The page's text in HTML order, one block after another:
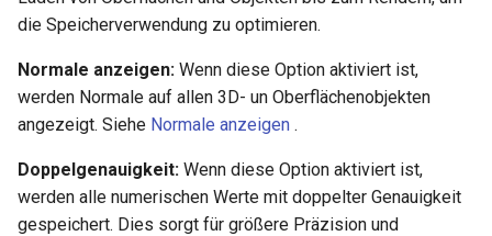
die Speicherverwendung zu optimieren.
Normale anzeigen: Wenn diese Option aktiviert ist,
werden Normale auf allen 3D- un Oberflächenobjekten
angezeigt. Siehe Normale anzeigen .
Doppelgenauigkeit: Wenn diese Option aktiviert ist,
werden alle numerischen Werte mit doppelter Genauigkeit
gespeichert. Dies sorgt für größere Präzision und